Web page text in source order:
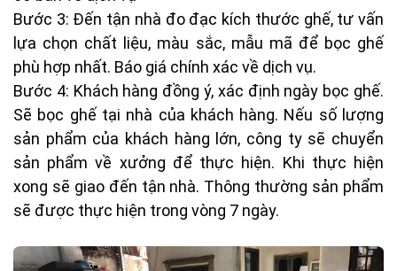
Bước 3: Đến tận nhà đo đạc kích thước ghế, tư vấn
lựa chọn chất liệu, màu sắc, mẫu mã để bọc ghế
phù hợp nhất. Báo giá chính xác về dịch vụ.
Bước 4: Khách hàng đồng ý, xác định ngày bọc ghế.
Sẽ bọc ghế tại nhà của khách hàng. Nếu số lượng
sản phẩm của khách hàng lớn, công ty sẽ chuyển
sản phẩm về xưởng để thực hiện. Khi thực hiện
xong sẽ giao đến tận nhà. Thông thường sản phẩm
sẽ được thực hiện trong vòng 7 ngày.